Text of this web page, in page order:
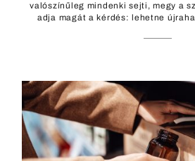
valószínűleg mindenki sejti, megy a
adja magát a kérdés: lehetne